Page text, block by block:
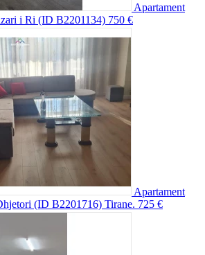
Apartament
i Ri (ID B2201134) 750 €
Apartament
(ID B2201716) Tirane. 725 €